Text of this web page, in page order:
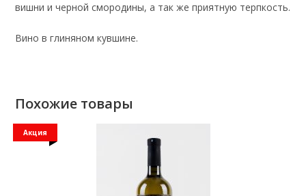
вишни и черной смородины, а так же приятную терпкость.
Вино в глиняном кувшине.
Похожие товары
Акция